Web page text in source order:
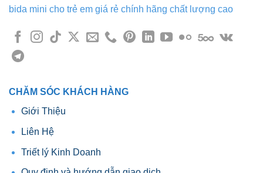
chọn
thể
bida mini cho trẻ em giá rẻ chính hãng chất lượng cao
CHĂM SÓC KHÁCH HÀNG
Giới Thiệu
Liên Hệ
Triết lý Kinh Doanh